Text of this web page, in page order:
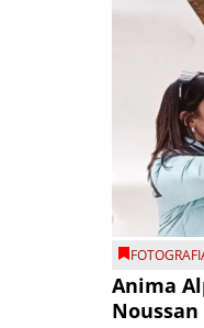
Anima